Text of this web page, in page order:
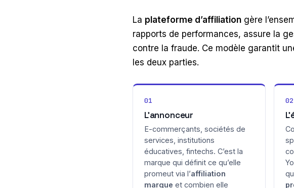
La plateforme d’affiliation gère
rapports de performances, assure la
contre la fraude. Ce modèle garantit
les deux parties.
01
L’annonceur
E-commerçants, sociétés de
services, institutions
éducatives, fintechs. C’est la
marque qui définit ce qu’elle
promeut via l’affiliation
marque et combien elle
02